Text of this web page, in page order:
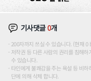
기사댓글0개
200자까지 쓰실 수 있습니다. (현재
저작권 등 다른 사람의 권리를 침해
수 있습니다.
타인에게 불쾌감을 주는 욕설 등 비
단에 의해 삭제 합니다.